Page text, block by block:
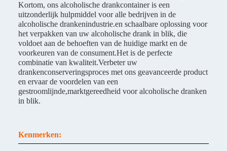
Kortom, ons alcoholische drankcontainer is een
uitzonderlijk hulpmiddel voor alle bedrijven in de
alcoholische drankenindustrie.en schaalbare oplossing voor
het verpakken van uw alcoholische drank in blik, die
voldoet aan de behoeften van de huidige markt en de
voorkeuren van de consument.Het is de perfecte
combinatie van kwaliteit.Verbeter uw
drankenconserveringsproces met ons geavanceerde product
en ervaar de voordelen van een
gestroomlijnde,marktgereedheid voor alcoholische dranken
in blik.
Kenmerken: